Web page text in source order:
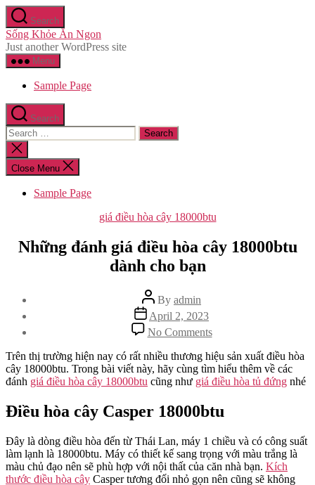
Skip
to
the
content
Search
Sống Khỏe Ăn Ngon
Just another WordPress site
Menu
Sample Page
Search
Search
for:
Close
search
Close Menu
Sample Page
Categories
giá điều hòa cây 18000btu
Những đánh giá điều hòa cây 18000btu
dành cho bạn
Post
author
By admin
Post
date
April 2, 2023
No Commentson
Những
đánh
giá
điều
18000btu
cho
bạn
Trên thị trường hiện nay có rất nhiều thương hiệu sản xuất điều hòa
cây 18000btu. Trong bài viết này, hãy cùng tìm hiểu thêm về các
đánh giá điều hòa cây 18000btu cũng như giá điều hòa tủ đứng nhé
Điều hòa cây Casper 18000btu
Đây là dòng điều hòa đến từ Thái Lan, máy 1 chiều và có công suất
làm lạnh là 18000btu. Máy có thiết kế sang trọng với màu trắng là
màu chủ đạo nên sẽ phù hợp với nội thất của căn nhà bạn. Kích
thước điều hòa cây Casper tương đối nhỏ gọn nên cũng sẽ không